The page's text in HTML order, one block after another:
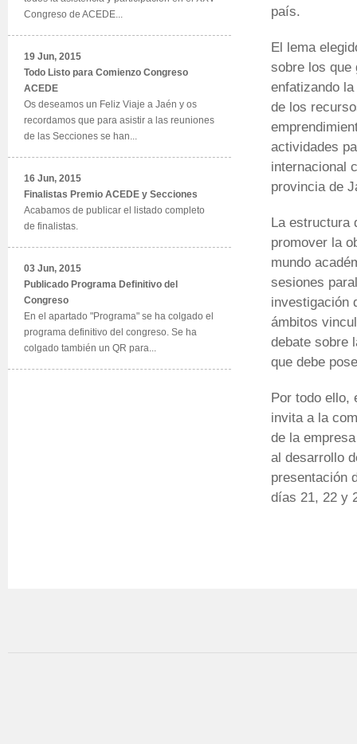
Congreso de ACEDE...
19 Jun, 2015
Todo Listo para Comienzo Congreso
ACEDE
Os deseamos un Feliz Viaje a Jaén y os
recordamos que para asistir a las reuniones
de las Secciones se han...
16 Jun, 2015
Finalistas Premio ACEDE y Secciones
Acabamos de publicar el listado completo
de finalistas.
03 Jun, 2015
Publicado Programa Definitivo del
Congreso
En el apartado "Programa" se ha colgado el
programa definitivo del congreso. Se ha
colgado también un QR para...
país.
El lema
sobre los que
enfatizando
de los
actividades
internacional
provincia de
La estructura
promover la
mundo
sesiones
investigación
ámbitos
debate sobre
que debe
Por todo ello,
invita a la
de la
al desarrollo
presentación
días 21, 22 y